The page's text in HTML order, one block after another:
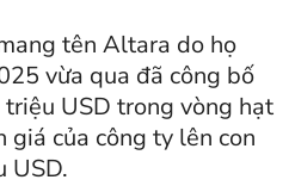
tên Altara do họ
vừa qua đã công bố
USD trong vòng hạt
giá của công ty lên con
USD.